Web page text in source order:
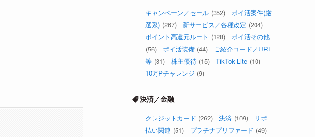
キャンペーン／セール (352)
ポイ活案件(厳
選系) (267) 新サービス／各種改定 (204)
ポイント高還元ルート (128)
ポイ活その他
(56)
ポイ活装備 (44)
ご紹介コード／URL
等 (31) 株主優待 (15) TikTok Lite (10)
10万Pチャレンジ (9)
決済／金融
クレジットカード (262) 決済 (109)
リボ
払い関連 (51) プラチナプリファード (49)